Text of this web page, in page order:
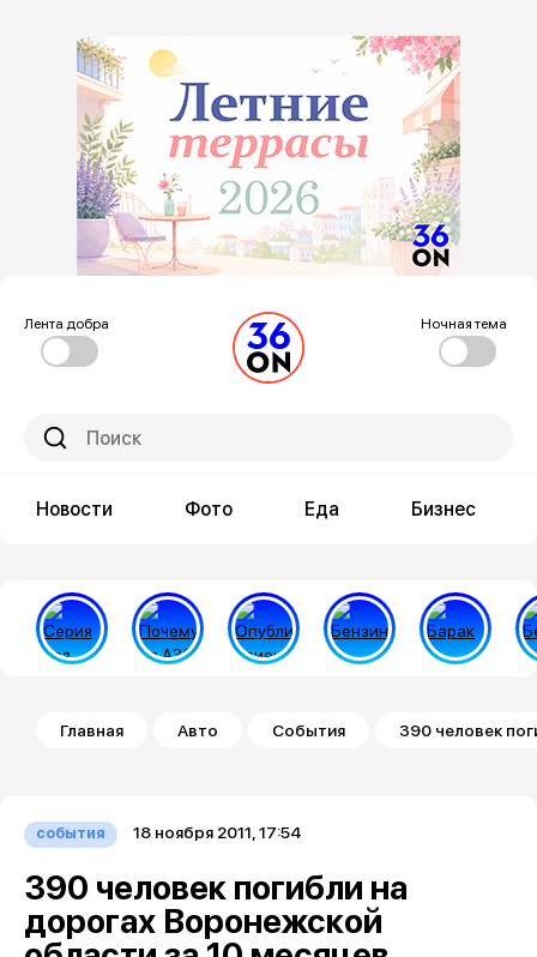
Лента добра Ночная тема
Новости Фото Еда Бизнес
Строка навигации
Главная Авто События 390 человек
события 18 ноября 2011, 17:54
390 человек погибли на
дорогах Воронежской